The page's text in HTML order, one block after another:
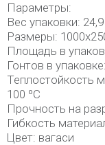
Параметры:
Вес упаковки: 24,9
Размеры:
Площадь в
Гонтов в
Теплостойкость
100 ºС
Прочность на
Гибкость
Цвет: вагаси